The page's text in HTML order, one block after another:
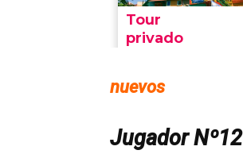
nuevos
Jugador Nº12